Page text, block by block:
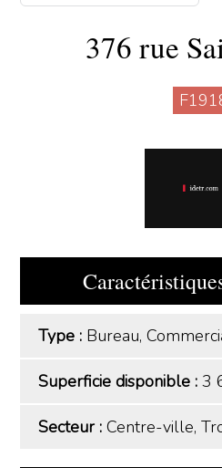
376 rue
Type : Bureau,
Superficie disponible :3
Secteur :Centre-ville,